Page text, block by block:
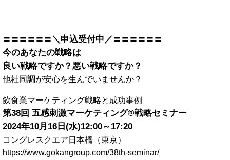
〓〓〓〓〓〓 ＼申込受付中／ 〓〓〓〓〓〓
今のあなたの戦略は
良い戦略ですか？悪い戦略ですか？
他社同調が安心を生んでいませんか？
飲食業マーケティング戦略と成功事例
第38回 五感刺激マーケティング®戦略セミナー
2024年10月16日(水)12:00～17:20
コングレスクエア日本橋（東京）
https://www.gokangroup.com/38th-seminar/